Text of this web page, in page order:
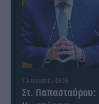
7 Αυγούστου - 09:56
Στ. Παπασταύρου: